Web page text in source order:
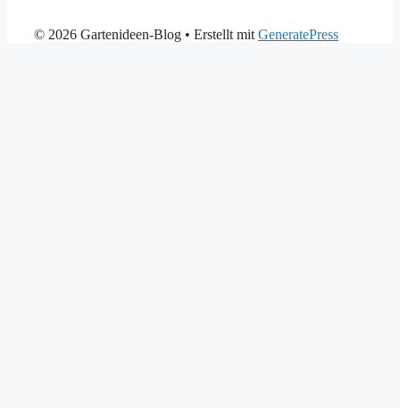
© 2026 Gartenideen-Blog • Erstellt mit GeneratePress